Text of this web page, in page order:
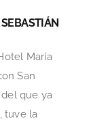
María
San
que ya
tuve la